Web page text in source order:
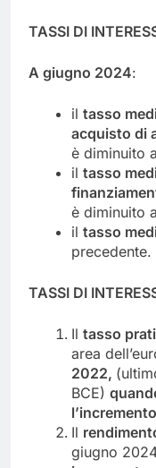
TASSI DI
A giugno 2024:
il tasso
acquisto di
è diminuito
il tasso
è diminuito
il tasso
precedente.
TASSI DI
Il tasso
area
2022,
BCE)
Il
giugno